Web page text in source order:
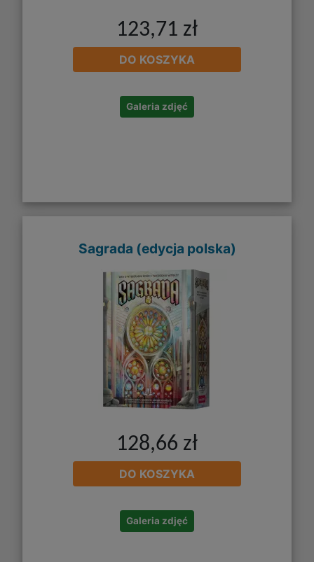
123,71 zł
DO KOSZYKA
Galeria zdjęć
Sagrada (edycja polska)
128,66 zł
DO KOSZYKA
Galeria zdjęć